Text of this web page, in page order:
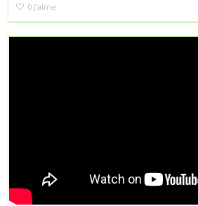
0 J’aime